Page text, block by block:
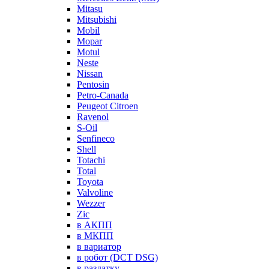
Mitasu
Mitsubishi
Mobil
Mopar
Motul
Neste
Nissan
Pentosin
Petro-Canada
Peugeot Citroen
Ravenol
S-Oil
Senfineco
Shell
Totachi
Total
Toyota
Valvoline
Wezzer
Zic
в АКПП
в МКПП
в вариатор
в робот (DCT DSG)